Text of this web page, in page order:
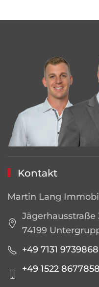
Kontakt
Martin Lang
Jägerhausstraße
74199
+49 7131 9739868
+49 1522 8677858